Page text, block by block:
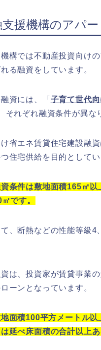
援機構のアパ
構では不動産投資向け
れる融資をしています。
資には、「 子育て世代
それぞれ融資条件が異な
省エネ賃貸住宅建設融
住宅供給を目的としてい
条件は敷地面積165㎡
です。
、断熱などの性能等級
は、投資家が賃貸事業
ーンとなっています。
面積100平方メートル
延べ床面積の合計以上